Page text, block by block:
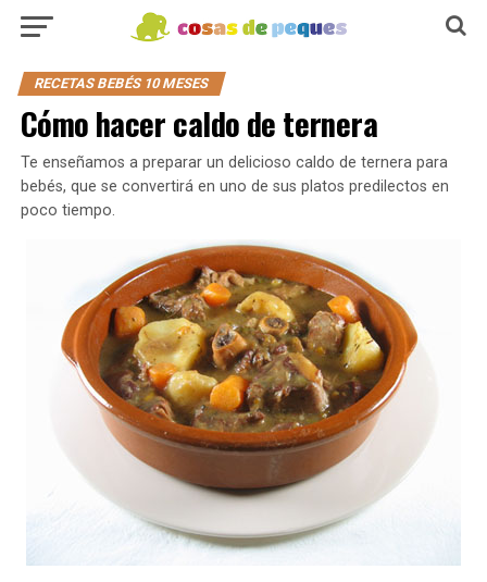
RECETAS BEBÉS 10 MESES
Cómo hacer caldo de ternera
Te enseñamos a preparar un delicioso caldo de ternera para
bebés, que se convertirá en uno de sus platos predilectos en
poco tiempo.